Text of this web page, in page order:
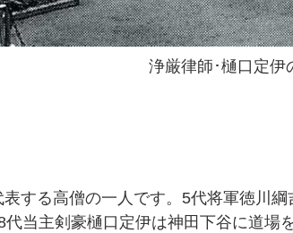
浄厳律師･樋口定伊
する高僧の一人です。5代将軍徳川
当主剣豪樋口定伊は神田下谷に道